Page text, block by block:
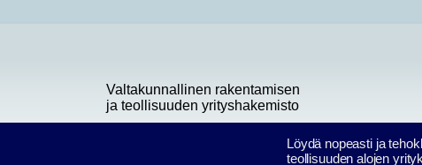
Valtakunnallinen rakentamisen
ja teollisuuden yrityshakemisto
Löydä nopeasti ja
teollisuuden alojen